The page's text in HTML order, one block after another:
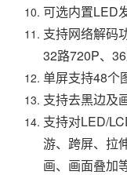
可选内置LED
支持网络解码
32路720P、
单屏支持48个
支持去黑边及
支持对LED/
游、跨屏、拉
画、画面叠加